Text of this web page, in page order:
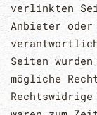
verlinkten
Anbieter
Seiten
mögliche